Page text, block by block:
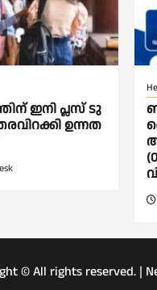
ഇനി പ്ലസ് ടു
ഉന്നത
© All rights reserved. |